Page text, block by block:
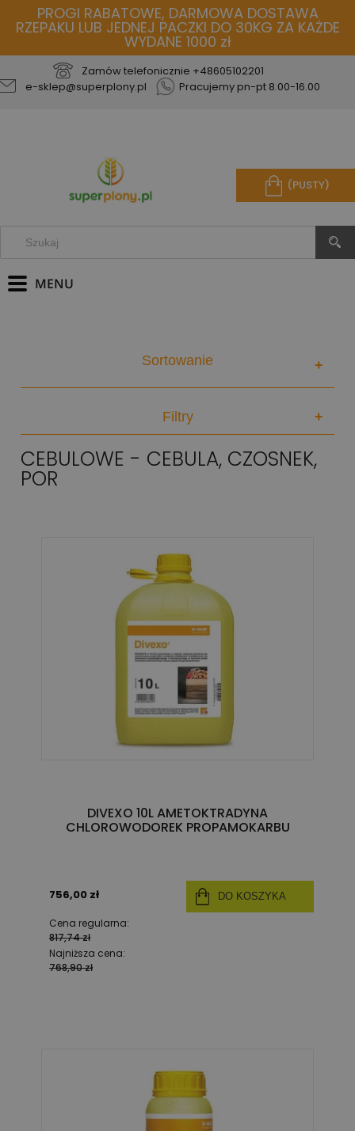
PROGI RABATOWE, DARMOWA DOSTAWA
RZEPAKU LUB JEDNEJ PACZKI DO 30KG ZA KAŻDE
WYDANE 1000 zł
Zamów telefonicznie +48605102201
e-sklep@superplony.pl
Pracujemy pn-pt 8.00-16.00
(PUSTY)
Sortowanie +
Filtry +
CEBULOWE - CEBULA, CZOSNEK,
POR
DIVEXO 10L AMETOKTRADYNA
CHLOROWODOREK PROPAMOKARBU
756,00 zł
Cena regularna:
817,74 zł
Najniższa cena:
768,90 zł
DO KOSZYKA